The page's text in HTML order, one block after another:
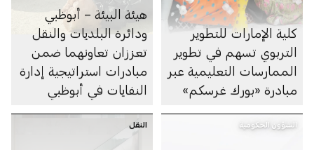
كلية الإمارات للتطوير
التربوي تسهم في تطوير
الممارسات التعليمية عبر
مبادرة «بورك غرسكم»
هيئة البيئة – أبوظبي
ودائرة البلديات والنقل
تعززان تعاونهما ضمن
مبادرات استراتيجية إدارة
النفايات في أبوظبي
الشؤون الحكومية النقل